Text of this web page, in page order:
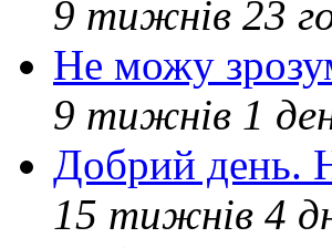
9 тижнів 23
Не можу
9 тижнів 1
Добрий день.
15 тижнів 4